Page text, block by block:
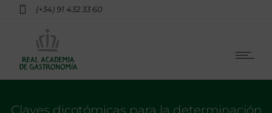
(+34) 91 432 33 60
Claves dicotómicas para la determinación